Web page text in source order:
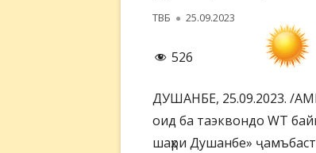
Автор
ТВБ Опубликовано
25.09.2023
526
ДУШАНБЕ, 25.09.2023. /
оид ба таэквондо WT
шаҳри Душанбе»